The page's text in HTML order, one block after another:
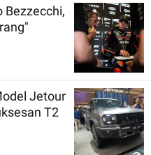
Bezzecchi,
Jetour
T2